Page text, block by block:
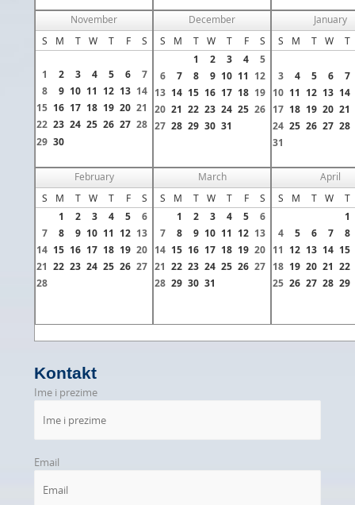
November
S
M T W T F S
1 2 3 4 5 6
7
8
9 10 11 12 13 14
15 16 17 18 19 20 21
22 23 24 25 26 27 28
29 30
December
S
M T W T F
S
1
2 3 4
5
6
7 8 9 10 11 12
13 14 15 16 17 18 19
20 21 22 23 24 25 26
27 28 29 30 31
January
S
M T W T
3 4 5 6
7
10 11 12 13 14
17 18 19 20 21
24 25 26 27 28
31
February
S
M T W T F
S
1
2 3 4 5
6
7
8 9 10 11 12 13
14 15 16 17 18 19 20
21 22 23 24 25 26 27
28
March
S
M T W T F
S
1
2 3 4 5
6
7
8 9 10 11 12 13
14 15 16 17 18 19 20
21 22 23 24 25 26 27
28 29 30 31
April
S
M T W
T
1
4
5 6 7
8
11 12 13 14 15
18 19 20 21 22
25 26 27 28 29
Kontakt
Ime i prezime
Email